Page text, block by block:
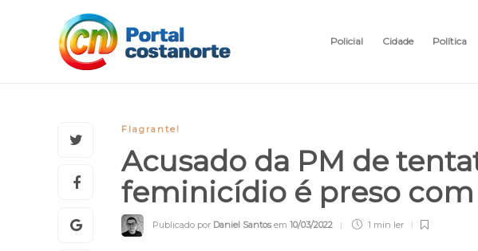
Policial Cidade Política
Flagrante!
Acusado da PM de
feminicídio é preso
Publicado por Daniel Santosem 10/03/2022 1 min ler